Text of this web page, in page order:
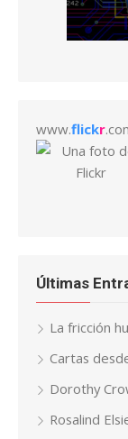
www.flickr
Últimas
La fricción
Cartas
Dorothy
Rosalind